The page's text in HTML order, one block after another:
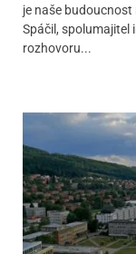
je naše
Spáčil, spolumajitel
rozhovoru...